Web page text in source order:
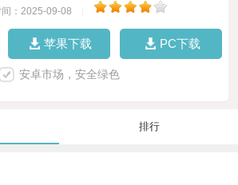
间：2025-09-08
苹果下载 PC下载
安卓市场，安全绿色
排行